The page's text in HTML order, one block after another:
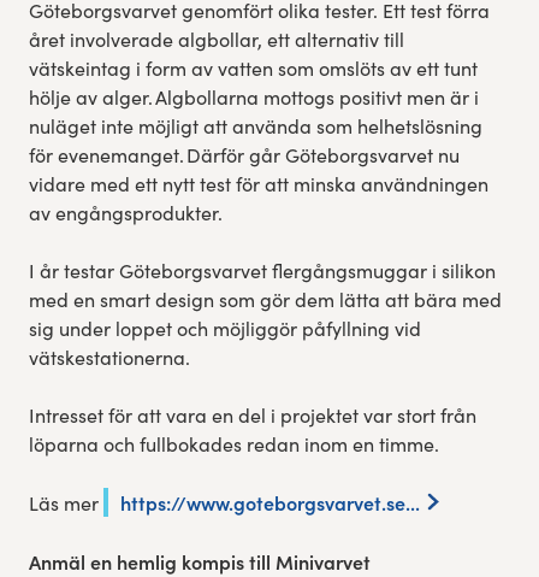
Göteborgsvarvet genomfört olika tester. Ett test förra
året involverade algbollar, ett alternativ till
vätskeintag i form av vatten som omslöts av ett tunt
hölje av alger. Algbollarna mottogs positivt men är i
nuläget inte möjligt att använda som helhetslösning
för evenemanget. Därför går Göteborgsvarvet nu
vidare med ett nytt test för att minska användningen
av engångsprodukter.
I år testar Göteborgsvarvet flergångsmuggar i silikon
med en smart design som gör dem lätta att bära med
sig under loppet och möjliggör påfyllning vid
vätskestationerna.
Intresset för att vara en del i projektet var stort från
löparna och fullbokades redan inom en timme.
Läs mer https://www.goteborgsvarvet.se...
Anmäl en hemlig kompis till Minivarvet